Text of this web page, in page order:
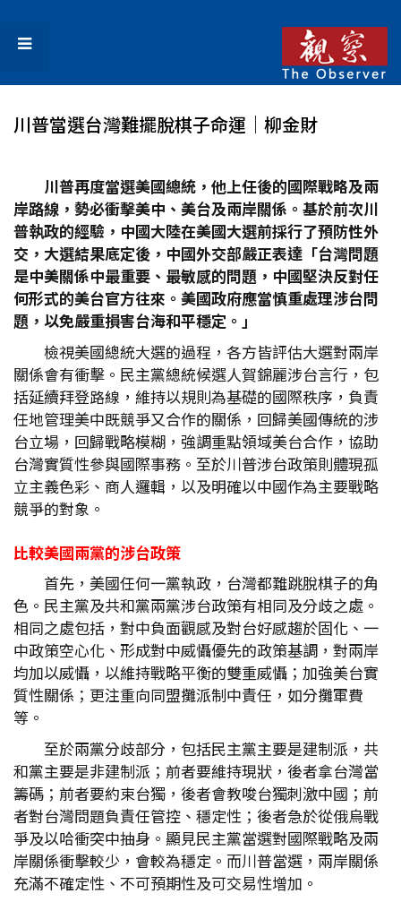
川普當選台灣難擺脫棋子命運│柳金財
川普再度當選美國總統，他上任後的國際戰略及兩
岸路線，勢必衝擊美中、美台及兩岸關係。基於前次川
普執政的經驗，中國大陸在美國大選前採行了預防性外
交，大選結果底定後，中國外交部嚴正表達「台灣問題
是中美關係中最重要、最敏感的問題，中國堅決反對任
何形式的美台官方往來。美國政府應當慎重處理涉台問
題，以免嚴重損害台海和平穩定。」
檢視美國總統大選的過程，各方皆評估大選對兩岸
關係會有衝擊。民主黨總統候選人賀錦麗涉台言行，包
括延續拜登路線，維持以規則為基礎的國際秩序，負責
任地管理美中既競爭又合作的關係，回歸美國傳統的涉
台立場，回歸戰略模糊，強調重點領域美台合作，協助
台灣實質性參與國際事務。至於川普涉台政策則體現孤
立主義色彩、商人邏輯，以及明確以中國作為主要戰略
競爭的對象。
比較美國兩黨的涉台政策
首先，美國任何一黨執政，台灣都難跳脫棋子的角
色。民主黨及共和黨兩黨涉台政策有相同及分歧之處。
相同之處包括，對中負面觀感及對台好感趨於固化、一
中政策空心化、形成對中威懾優先的政策基調，對兩岸
均加以威懾，以維持戰略平衡的雙重威懾；加強美台實
質性關係；更注重向同盟攤派制中責任，如分攤軍費
等。
至於兩黨分歧部分，包括民主黨主要是建制派，共
和黨主要是非建制派；前者要維持現狀，後者拿台灣當
籌碼；前者要約束台獨，後者會教唆台獨刺激中國；前
者對台灣問題負責任管控、穩定性；後者急於從俄烏戰
爭及以哈衝突中抽身。顯見民主黨當選對國際戰略及兩
岸關係衝擊較少，會較為穩定。而川普當選，兩岸關係
充滿不確定性、不可預期性及可交易性增加。